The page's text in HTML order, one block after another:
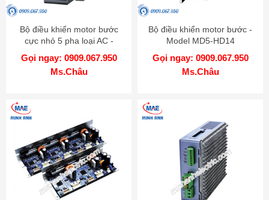
Bộ điều khiển motor bước
cực nhỏ 5 pha loại AC -
Model MD5-HF14
Gọi ngay: 0909.067.950
Ms.Châu
Bộ điều khiển motor bước -
Model MD5-HD14
Gọi ngay: 0909.067.950
Ms.Châu